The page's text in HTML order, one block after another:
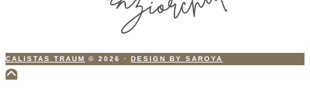
CALISTAS TRAUM © 2026 · DESIGN BY SAROYA
Scroll